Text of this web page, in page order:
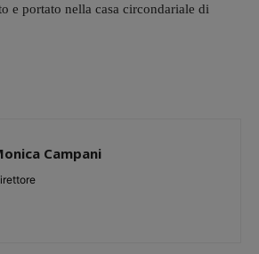
e portato nella casa circondariale di
Campani